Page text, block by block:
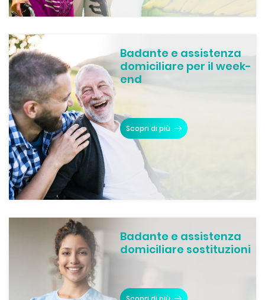
Badante e assistenza
domiciliare per il week-
end
Scopri di più
Badante e assistenza
domiciliare sostituzioni